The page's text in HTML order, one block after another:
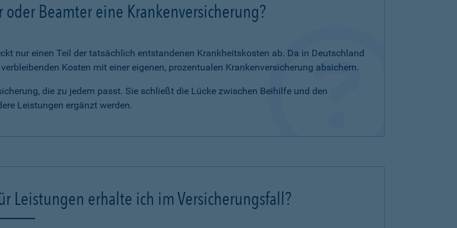
Beamter eine Krankenversicherung?
nur einen Teil der tatsächlich entstandenen Krankheitskosten ab. Da in Deutschland
Kosten mit einer eigenen, prozentualen Krankenversicherung absichern.
die zu jedem passt. Sie schließt die Lücke zwischen Beihilfe und den
Leistungen ergänzt werden.
Leistungen erhalte ich im Versicherungsfall?